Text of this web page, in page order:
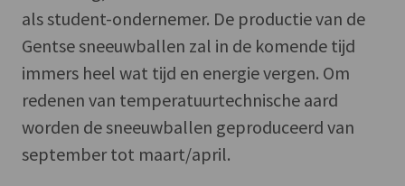
als student-ondernemer. De productie van de
Gentse sneeuwballen zal in de komende tijd
immers heel wat tijd en energie vergen. Om
redenen van temperatuurtechnische aard
worden de sneeuwballen geproduceerd van
september tot maart/april.